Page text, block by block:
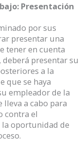
Presentación
por sus
presentar una
tener en cuenta
presentar su
a la
que se haya
empleador de la
lleva a cabo para
contra el
la oportunidad de